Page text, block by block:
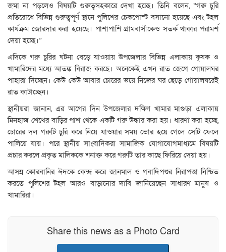
জমা না পড়লেও বিষয়টি গুরুত্বসহকারে দেখা হচ্ছে। তিনি বলেন, “গরু চুরি
প্রতিরোধে বিভিন্ন গুরুত্বপূর্ণ স্থানে পুলিশের চেকপোস্ট বসানো হয়েছে এবং টহল
কার্যক্রম জোরদার করা হয়েছে। পাশাপাশি গ্রামবাসীকেও সতর্ক থাকার পরামর্শ
দেয়া হচ্ছে।”
এদিকে গরু চুরির ঘটনা বেড়ে যাওয়ায় উপজেলার বিভিন্ন এলাকায় কৃষক ও
খামারিদের মধ্যে আতঙ্ক বিরাজ করছে। অনেকেই এখন রাত জেগে গোয়ালঘর
পাহারা দিচ্ছেন। কেউ কেউ আবার চোরের ভয়ে নিজের ঘর ছেড়ে গোয়ালঘরেই
রাত কাটাচ্ছেন।
স্থানীয়রা জানান, এর আগের দিন উপজেলার দক্ষিণ খামার মাগুড়া এলাকায়
মিনহাজ শেখের বাড়ির পাশ থেকে একটি গরু উদ্ধার করা হয়। ধারণা করা হচ্ছে,
চোরের দল গরুটি চুরি করে নিয়ে যাওয়ার সময় ভোর হয়ে গেলে সেটি ফেলে
পালিয়ে যায়। পরে স্থানীয় সাংবাদিকরা সামাজিক যোগাযোগমাধ্যমে বিষয়টি
প্রচার করলে প্রকৃত মালিককে শনাক্ত করে গরুটি তার কাছে ফিরিয়ে দেয়া হয়।
আসন্ন কোরবানির ঈদকে কেন্দ্র করে জানমাল ও গবাদিপশুর নিরাপত্তা নিশ্চিত
করতে পুলিশের টহল আরও বাড়ানোর দাবি জানিয়েছেন সাধারণ মানুষ ও
খামারিরা।
Share this news as a Photo Card